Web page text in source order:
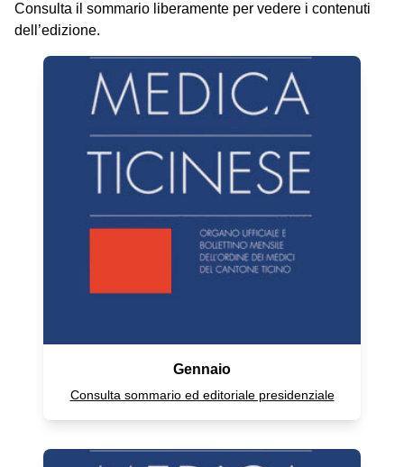
Consulta il sommario liberamente per vedere i contenuti
dell’edizione.
Gennaio
Consulta sommario ed editoriale presidenziale